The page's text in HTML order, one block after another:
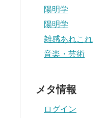
陽明学
陽明学
雑感あれこれ
音楽・芸術
メタ情報
ログイン